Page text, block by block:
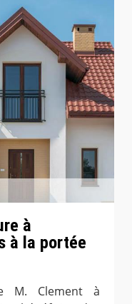
à
à la portée
M. Clement à